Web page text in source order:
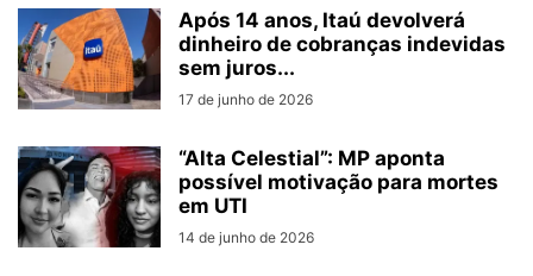
Após 14 anos, Itaú devolverá
dinheiro de cobranças indevidas
sem juros...
17 de junho de 2026
“Alta Celestial”: MP aponta
possível motivação para mortes
em UTI
14 de junho de 2026